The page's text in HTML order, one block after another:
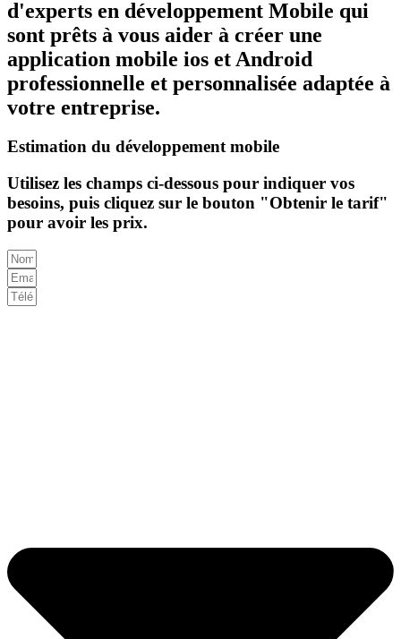
d'experts en développement Mobile qui
sont prêts à vous aider à créer une
application mobile ios et Android
professionnelle et personnalisée adaptée à
votre entreprise.
Estimation du développement mobile
Utilisez les champs ci-dessous pour indiquer vos
besoins, puis cliquez sur le bouton "Obtenir le tarif"
pour avoir les prix.